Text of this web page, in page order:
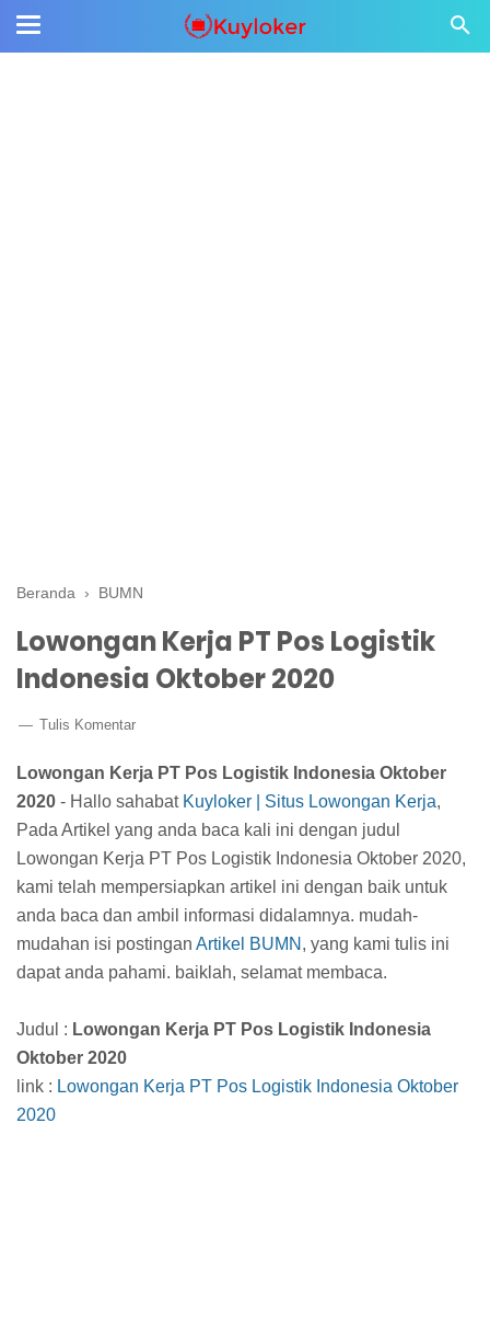
Beranda › BUMN
Lowongan Kerja PT Pos Logistik
Indonesia Oktober 2020
Tulis Komentar
Lowongan Kerja PT Pos Logistik Indonesia Oktober
2020 - Hallo sahabat Kuyloker | Situs Lowongan Kerja,
Pada Artikel yang anda baca kali ini dengan judul
Lowongan Kerja PT Pos Logistik Indonesia Oktober 2020,
kami telah mempersiapkan artikel ini dengan baik untuk
anda baca dan ambil informasi didalamnya. mudah-
mudahan isi postingan Artikel BUMN , yang kami tulis ini
dapat anda pahami. baiklah, selamat membaca.
Judul : Lowongan Kerja PT Pos Logistik Indonesia
Oktober 2020
link : Lowongan Kerja PT Pos Logistik Indonesia Oktober
2020